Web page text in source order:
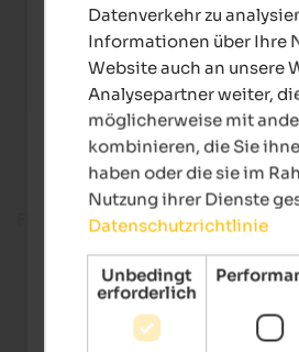
Fitnessbereich
Datenverkehr zu
Informationen über Ihre
Website auch an unsere
Analysepartner weiter,
möglicherweise mit
kombinieren, die Sie
haben oder die sie im
Nutzung ihrer Dienste
Datenschutzrichtlinie
Unbedingt
erforderlich